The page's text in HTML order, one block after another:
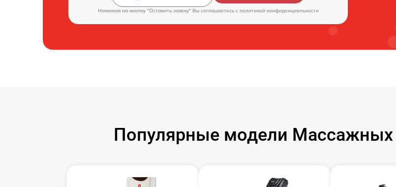
Нажимая на кнопку "Оставить заявку" Вы соглашаетесь c политикой конфиденциальности
Популярные модели Массажных